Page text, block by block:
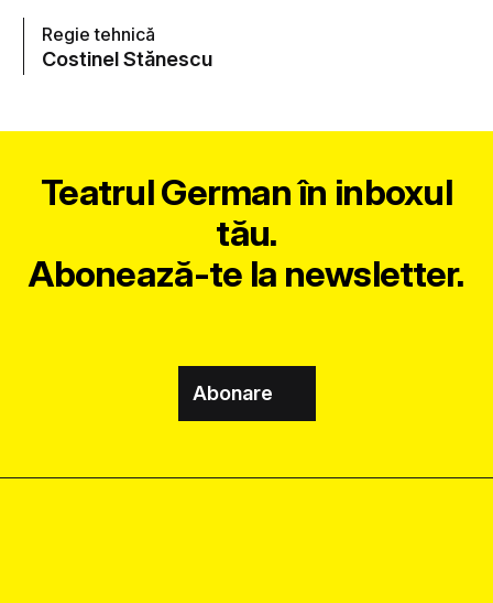
Regie tehnică
Costinel Stănescu
Teatrul German în inboxul
tău.
Abonează-te la newsletter.
Abonare